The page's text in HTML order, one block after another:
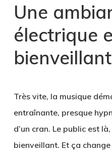
Une
électrique
bienveillant
Très vite, la musique
entraînante, presque
d’un cran. Le public est
bienveillant. Et ça